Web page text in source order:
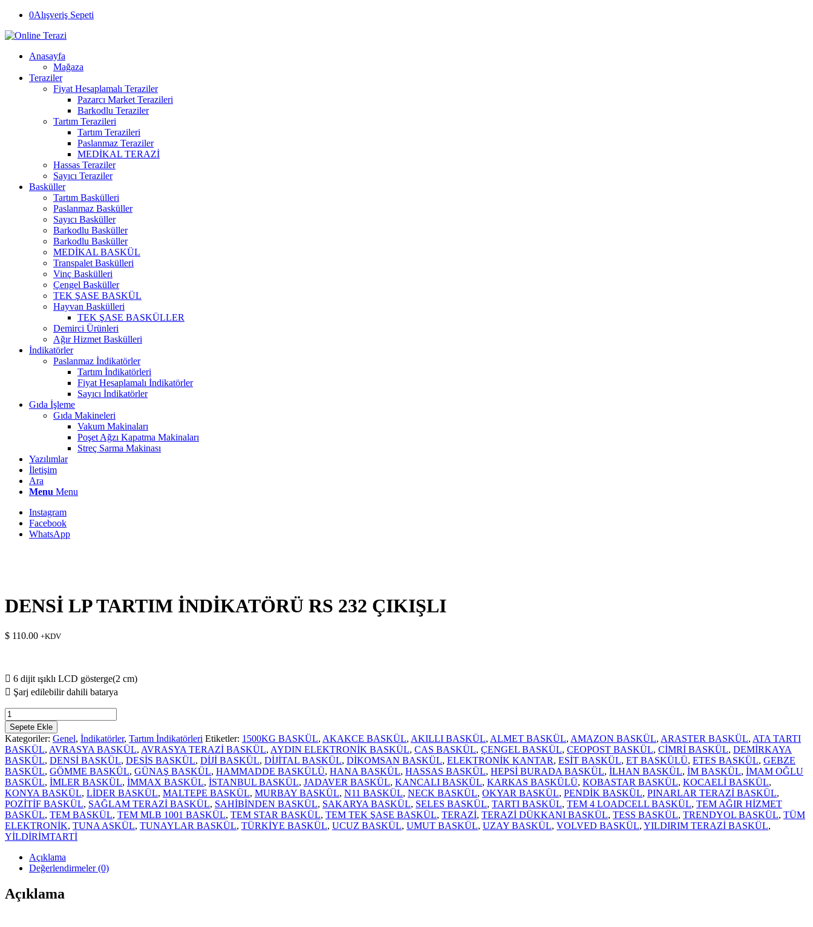
0Alışveriş Sepeti
Anasayfa
Mağaza
Teraziler
Fiyat Hesaplamalı Teraziler
Pazarcı Market Terazileri
Barkodlu Teraziler
Tartım Terazileri
Tartım Terazileri
Paslanmaz Teraziler
MEDİKAL TERAZİ
Hassas Teraziler
Sayıcı Teraziler
Basküller
Tartım Baskülleri
Paslanmaz Basküller
Sayıcı Basküller
Barkodlu Basküller
Barkodlu Basküller
MEDİKAL BASKÜL
Transpalet Baskülleri
Vinç Baskülleri
Çengel Basküller
TEK ŞASE BASKÜL
Hayvan Baskülleri
TEK ŞASE BASKÜLLER
Demirci Ürünleri
Ağır Hizmet Baskülleri
İndikatörler
Paslanmaz İndikatörler
Tartım İndikatörleri
Fiyat Hesaplamalı İndikatörler
Sayıcı İndikatörler
Gıda İşleme
Gıda Makineleri
Vakum Makinaları
Poşet Ağzı Kapatma Makinaları
Streç Sarma Makinası
Yazılımlar
İletişim
Ara
Menu Menu
Instagram
Facebook
WhatsApp
DENSİ LP TARTIM İNDİKATÖRÜ RS 232 ÇIKIŞLI
$ 110.00 +KDV
 6 dijit ışıklı LCD gösterge(2 cm)
 Şarj edilebilir dahili batarya
DENSİ
LP
TARTIM
İNDİKATÖRÜ
RS
232
ÇIKIŞLI
adet
Sepete Ekle
Kategoriler: Genel, İndikatörler, Tartım İndikatörleri Etiketler: 1500KG BASKÜL, AKAKCE BASKÜL, AKILLI BASKÜL, ALMET BASKÜL, AMAZON BASKÜL, ARASTER BASKÜL, ATA TARTI
BASKÜL, AVRASYA BASKÜL, AVRASYA TERAZİ BASKÜL, AYDIN ELEKTRONİK BASKÜL, CAS BASKÜL, ÇENGEL BASKÜL, CEOPOST BASKÜL, CİMRİ BASKÜL, DEMİRKAYA
BASKÜL, DENSİ BASKÜL, DESİS BASKÜL, DİJİ BASKÜL, DİJİTAL BASKÜL, DİKOMSAN BASKÜL, ELEKTRONİK KANTAR, ESİT BASKÜL, ET BASKÜLÜ, ETES BASKÜL, GEBZE
BASKÜL, GÖMME BASKÜL, GÜNAŞ BASKÜL, HAMMADDE BASKÜLÜ, HANA BASKÜL, HASSAS BASKÜL, HEPSİ BURADA BASKÜL, İLHAN BASKÜL, İM BASKÜL, İMAM OĞLU
BASKÜL, İMLER BASKÜL, İMMAX BASKÜL, İSTANBUL BASKÜL, JADAVER BASKÜL, KANCALI BASKÜL, KARKAS BASKÜLÜ, KOBASTAR BASKÜL, KOCAELİ BASKÜL,
KONYA BASKÜL, LİDER BASKÜL, MALTEPE BASKÜL, MURBAY BASKÜL, N11 BASKÜL, NECK BASKÜL, OKYAR BASKÜL, PENDİK BASKÜL, PINARLAR TERAZİ BASKÜL,
POZİTİF BASKÜL, SAĞLAM TERAZİ BASKÜL, SAHİBİNDEN BASKÜL, SAKARYA BASKÜL, SELES BASKÜL, TARTI BASKÜL, TEM 4 LOADCELL BASKÜL, TEM AĞIR HİZMET
BASKÜL, TEM BASKÜL, TEM MLB 1001 BASKÜL, TEM STAR BASKÜL, TEM TEK ŞASE BASKÜL, TERAZİ, TERAZİ DÜKKANI BASKÜL, TESS BASKÜL, TRENDYOL BASKÜL, TÜM
ELEKTRONİK, TUNA ASKÜL, TUNAYLAR BASKÜL, TÜRKİYE BASKÜL, UCUZ BASKÜL, UMUT BASKÜL, UZAY BASKÜL, VOLVED BASKÜL, YILDIRIM TERAZİ BASKÜL,
YİLDİRİMTARTİ
Açıklama
Değerlendirmeler (0)
Açıklama